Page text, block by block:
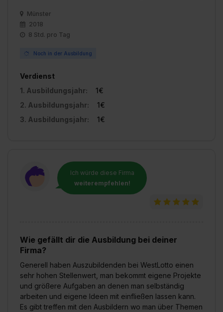
Münster
2018
8 Std. pro Tag
Noch in der Ausbildung
Verdienst
1. Ausbildungsjahr:
1€
2. Ausbildungsjahr:
1€
3. Ausbildungsjahr:
1€
Ich würde diese Firma
weiterempfehlen!
Wie gefällt dir die Ausbildung bei deiner
Firma?
Generell haben Auszubildenden bei WestLotto einen
sehr hohen Stellenwert, man bekommt eigene Projekte
und größere Aufgaben an denen man selbständig
arbeiten und eigene Ideen mit einfließen lassen kann.
Es gibt treffen mit den Ausbildern wo man über Themen